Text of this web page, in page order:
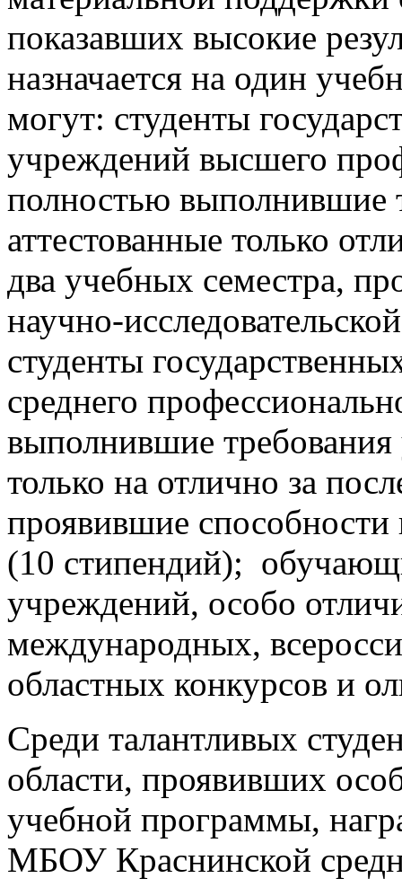
показавших высокие
назначается на один
могут: студенты
учреждений высшего
полностью выполнившие
аттестованные только
два учебных семестра,
научно-
студенты
среднего
выполнившие требования
только на отлично за
проявившие способности
(10 стипендий);
учреждений, особо
международных,
областных конкурсов и
Среди талантливых
области, проявивших
учебной программы,
МБОУ Краснинской